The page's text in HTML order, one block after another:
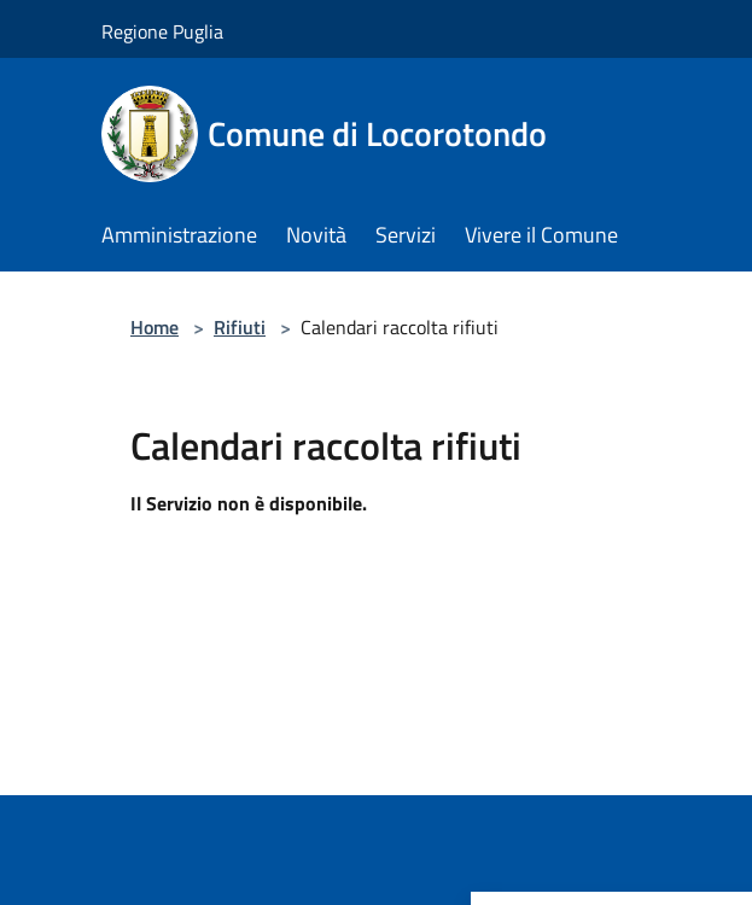
Regione Puglia
Comune di Locorotondo
Amministrazione Novità Servizi Vivere il Comune
Home > Rifiuti > Calendari raccolta rifiuti
Calendari raccolta rifiuti
Il Servizio non è disponibile.